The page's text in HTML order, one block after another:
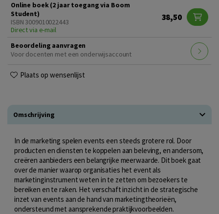
Online boek (2 jaar toegang via Boom
Student)
ISBN 3009010022443
Direct via e-mail
38,50
Beoordeling aanvragen
Voor docenten met een onderwijsaccount
Plaats op wensenlijst
Omschrijving
In de marketing spelen events een steeds grotere rol. Door
producten en diensten te koppelen aan beleving, en andersom,
creëren aanbieders een belangrijke meerwaarde. Dit boek gaat
over de manier waarop organisaties het event als
marketinginstrument weten in te zetten om bezoekers te
bereiken en te raken. Het verschaft inzicht in de strategische
inzet van events aan de hand van marketingtheorieën,
ondersteund met aansprekende praktijkvoorbeelden.